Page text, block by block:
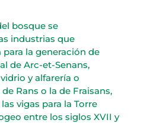
bosque se
industrias que
la generación de
de Arc-et-Senans,
y alfarería o
Rans o la de Fraisans,
vigas para la Torre
entre los siglos XVII y